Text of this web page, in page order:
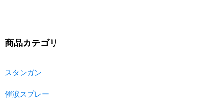
商品カテゴリ
スタンガン
催涙スプレー